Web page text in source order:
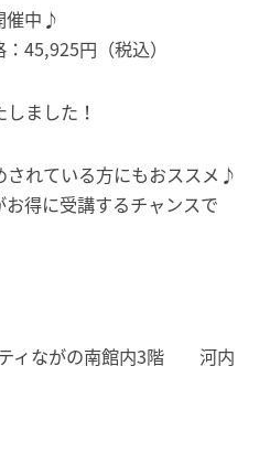
催中♪
45,925円（税込）
ました！
されている方にもおススメ♪
得に受講するチャンスで
ィながの南館内3階 河内